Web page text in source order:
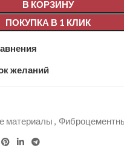
В КОРЗИНУ
ПОКУПКА В 1 КЛИК
желаний
материалы ,